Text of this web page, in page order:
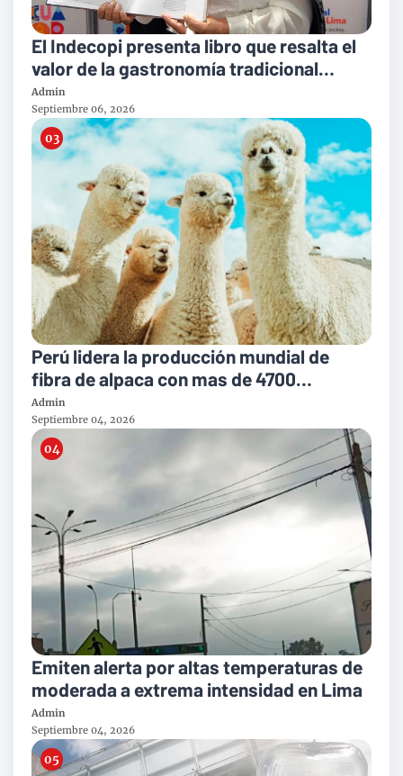
El Indecopi presenta libro que resalta el
valor de la gastronomía tradicional
peruana
Admin
Septiembre 06, 2026
Perú lidera la producción mundial de
fibra de alpaca con mas de 4700
toneladas al año
Admin
Septiembre 04, 2026
Emiten alerta por altas temperaturas de
moderada a extrema intensidad en Lima
Admin
Septiembre 04, 2026